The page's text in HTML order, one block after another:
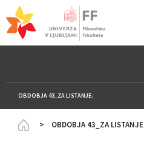
OBDOBJA 43_ZA LISTANJE:
HomepageOBDOBJA 43_ZA LISTANJE